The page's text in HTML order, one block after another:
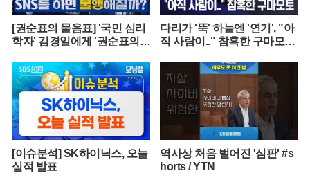
[권순표의 물음표] '국민 심리
학자' 김경일에게 '권순표의
다리가 '뚝' 하늘엔 '연기', "아
직 사람이.." 참혹한 구마모토
[이슈분석] SK하이닉스, 오늘
실적 발표
역사상 처음 벌어진 '심판' #s
horts / YTN